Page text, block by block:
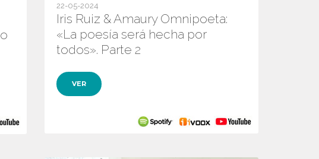
22-05-2024
Iris Ruiz & Amaury Omnipoeta:
«La poesía será hecha por
todos». Parte 2
VER